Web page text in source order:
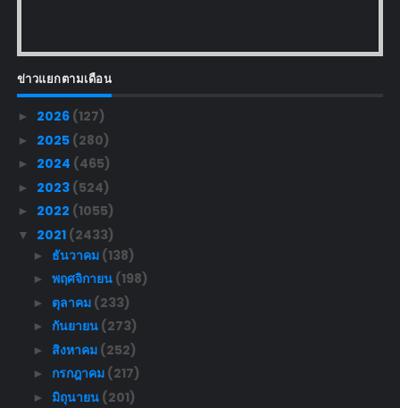
ข่าวแยกตามเดือน
► 2026 (127)
► 2025 (280)
► 2024 (465)
► 2023 (524)
► 2022 (1055)
▼ 2021 (2433)
► ธันวาคม (138)
► พฤศจิกายน (198)
► ตุลาคม (233)
► กันยายน (273)
► สิงหาคม (252)
► กรกฎาคม (217)
► มิถุนายน (201)